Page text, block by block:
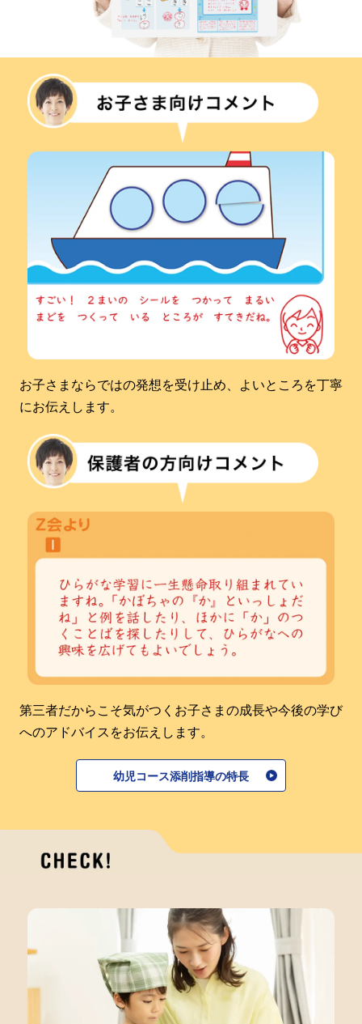
お子さまならではの発想を受け止め、よいところを丁寧
にお伝えします。
第三者だからこそ気がつくお子さまの成長や今後の学び
へのアドバイスをお伝えします。
幼児コース添削指導の特長